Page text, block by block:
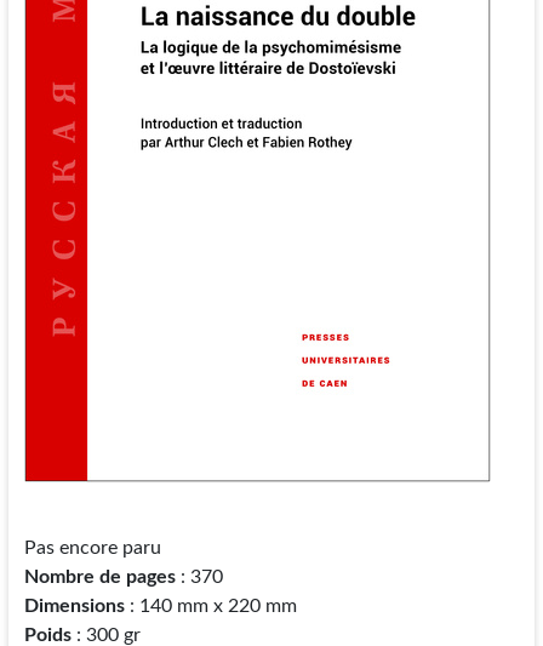
Pas encore paru
Nombre de pages: 370
Dimensions: 140 mm x 220 mm
Poids: 300 gr